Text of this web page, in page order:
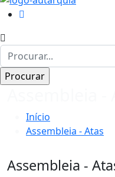
Início
Assembleia - Atas
Assembleia -